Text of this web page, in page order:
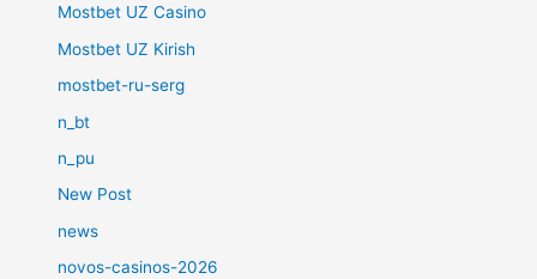
Mostbet UZ Casino
Mostbet UZ Kirish
mostbet-ru-serg
n_bt
n_pu
New Post
news
novos-casinos-2026